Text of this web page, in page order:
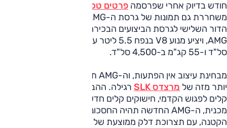
חודש בדיוק אחרי שפרסמה פרטים טכניים ראשונים
סל"ד ו-55 קג"מ ב-4,500 סל"ד.
מבחינת עיצוב אין הפתעות, וה-AMG תציע מראה מעט אגרסיבי
יותר מזה של מרצדס SLK
רגילה. ההבדלים מסתכמים לשינויים
קלים לפגוש הקדמי, חישוקים קלים חדשים וספויילר צנוע מאחור.
מכנית, ה-AMG החדשה תהיה החסכונית בתולדות הרודסטר